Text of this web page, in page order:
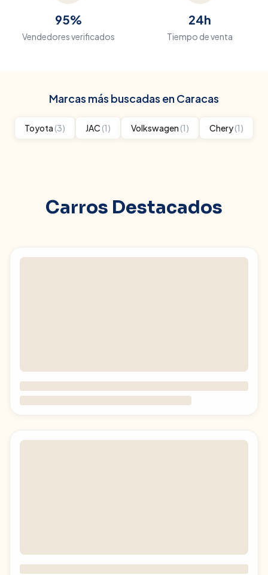
95%
Vendedores verificados
24h
Tiempo de venta
Marcas más buscadas enCaracas
Toyota(3) JAC(1) Volkswagen(1) Chery(1)
Carros Destacados